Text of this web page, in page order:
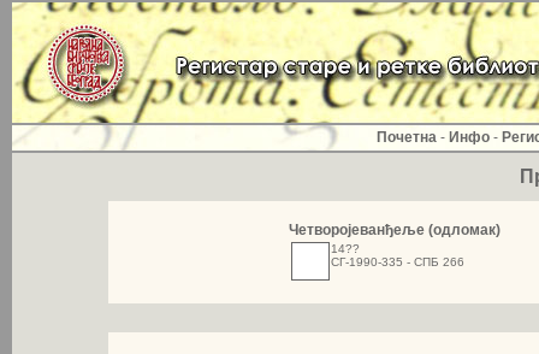
Почетна - Инфо -
Четворојеванђеље (одломак)
14??
СГ-1990-335 - СПБ 266